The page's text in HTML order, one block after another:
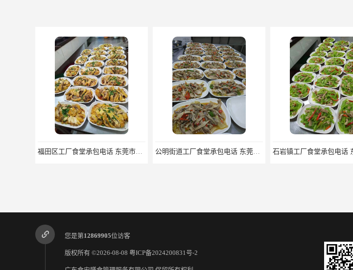
福田区工厂食堂承包电话 东莞市食安膳食管理服务有限公司 公明街道工厂食堂承包电话 东莞市食安膳食管理服务有限公司
您是第12869905位访客
版权所有 ©2026-08-08 粤ICP备2024200831号-2